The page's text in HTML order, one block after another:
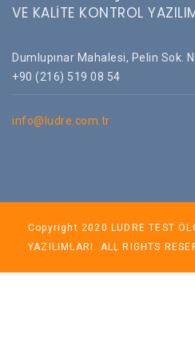
VE KALİTE KONTROL
Dumlupınar Mahalesi, Pelin Sok.
+90 (216) 519 08 54
info@ludre.com.tr
Copyright 2020 LUDRE TEST
YAZILIMLARI. ALL RIGHTS